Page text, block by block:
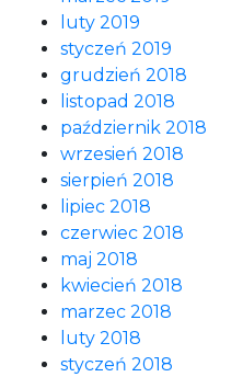
luty 2019
styczeń 2019
grudzień 2018
listopad 2018
październik 2018
wrzesień 2018
sierpień 2018
lipiec 2018
czerwiec 2018
maj 2018
kwiecień 2018
marzec 2018
luty 2018
styczeń 2018